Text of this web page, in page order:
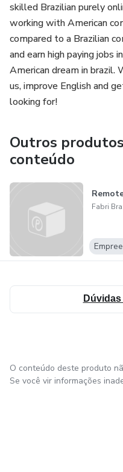
skilled Brazilian purely
working with American
compared to a Brazilian
and earn high paying jobs
American dream in
us, improve English and
looking for!
Outros
conteúdo
Fabri
O conteúdo deste produto
Se você vir informações